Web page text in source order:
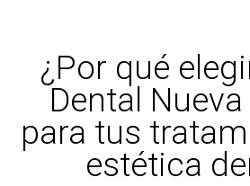
¿Por qué
Dental
para tus
estética